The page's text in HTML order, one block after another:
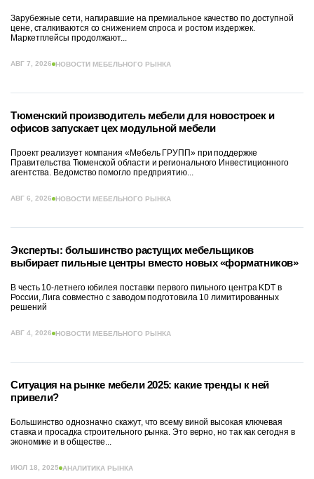
Зарубежные сети, напиравшие на премиальное качество по доступной
цене, сталкиваются со снижением спроса и ростом издержек.
Маркетплейсы продолжают...
АВГ 7, 2026 НОВОСТИ МЕБЕЛЬНОГО РЫНКА
Тюменский производитель мебели для новостроек и
офисов запускает цех модульной мебели
Проект реализует компания «Мебель ГРУПП» при поддержке
Правительства Тюменской области и регионального Инвестиционного
агентства. Ведомство помогло предприятию...
АВГ 6, 2026 НОВОСТИ МЕБЕЛЬНОГО РЫНКА
Эксперты: большинство растущих мебельщиков
выбирает пильные центры вместо новых «форматников»
В честь 10-летнего юбилея поставки первого пильного центра KDT в
России, Лига совместно с заводом подготовила 10 лимитированных
решений
АВГ 4, 2026 НОВОСТИ МЕБЕЛЬНОГО РЫНКА
Ситуация на рынке мебели 2025: какие тренды к ней
привели?
Большинство однозначно скажут, что всему виной высокая ключевая
ставка и просадка строительного рынка. Это верно, но так как сегодня в
экономике и в обществе...
ИЮЛ 18, 2025 АНАЛИТИКА РЫНКА